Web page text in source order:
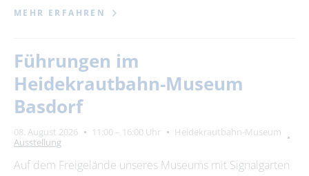
MEHR ERFAHREN
Führungen im
Heidekrautbahn-Museum
Basdorf
08. August 2026 11:00 – 16:00 Uhr
Heidekrautbahn-Museum
Ausstellung
Auf dem Freigelände unseres Museums mit Signalgarten